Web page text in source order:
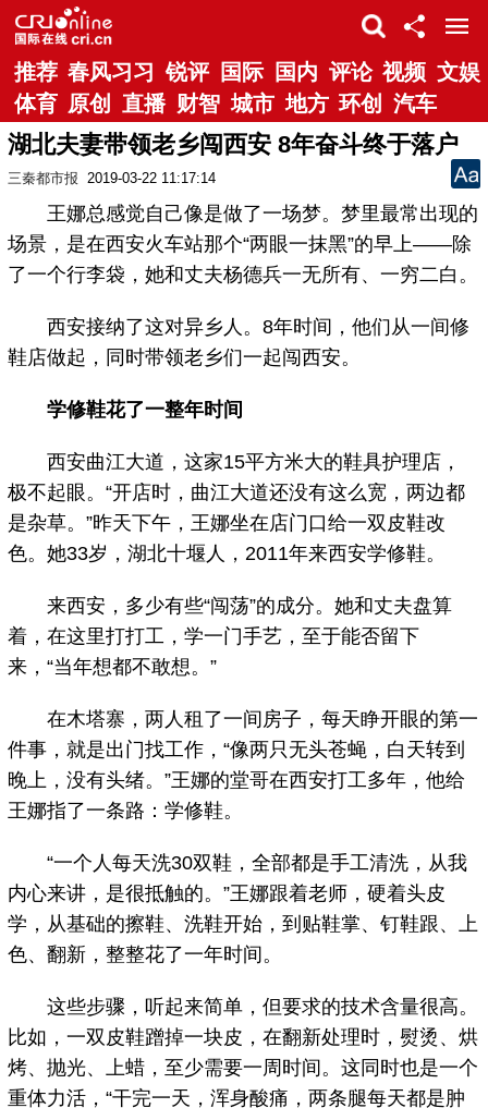
推荐 春风习习 锐评 国际 国内 评论 视频 文娱
体育 原创 直播 财智 城市 地方 环创 汽车
湖北夫妻带领老乡闯西安 8年奋斗终于落户
三秦都市报 2019-03-22 11:17:14
王娜总感觉自己像是做了一场梦。梦里最常出现的
场景，是在西安火车站那个“两眼一抹黑”的早上——除
了一个行李袋，她和丈夫杨德兵一无所有、一穷二白。
西安接纳了这对异乡人。8年时间，他们从一间修
鞋店做起，同时带领老乡们一起闯西安。
学修鞋花了一整年时间
西安曲江大道，这家15平方米大的鞋具护理店，
极不起眼。“开店时，曲江大道还没有这么宽，两边都
是杂草。”昨天下午，王娜坐在店门口给一双皮鞋改
色。她33岁，湖北十堰人，2011年来西安学修鞋。
来西安，多少有些“闯荡”的成分。她和丈夫盘算
着，在这里打打工，学一门手艺，至于能否留下
来，“当年想都不敢想。”
在木塔寨，两人租了一间房子，每天睁开眼的第一
件事，就是出门找工作，“像两只无头苍蝇，白天转到
晚上，没有头绪。”王娜的堂哥在西安打工多年，他给
王娜指了一条路：学修鞋。
“一个人每天洗30双鞋，全部都是手工清洗，从我
内心来讲，是很抵触的。”王娜跟着老师，硬着头皮
学，从基础的擦鞋、洗鞋开始，到贴鞋掌、钉鞋跟、上
色、翻新，整整花了一年时间。
这些步骤，听起来简单，但要求的技术含量很高。
比如，一双皮鞋蹭掉一块皮，在翻新处理时，熨烫、烘
烤、抛光、上蜡，至少需要一周时间。这同时也是一个
重体力活，“干完一天，浑身酸痛，两条腿每天都是肿